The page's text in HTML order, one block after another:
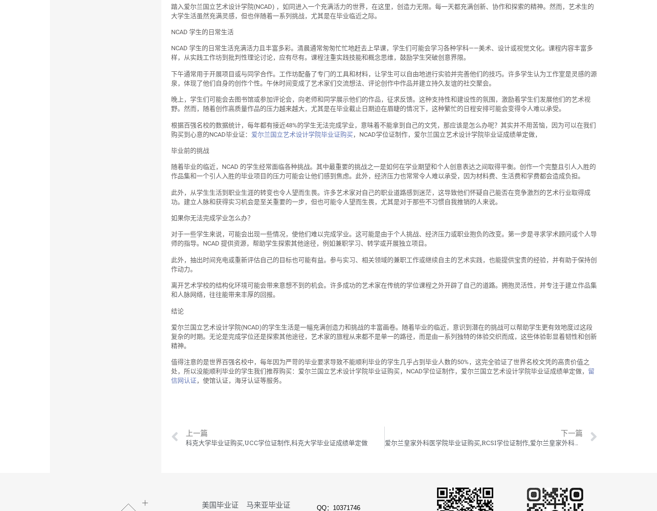
踏入爱尔兰国立艺术设计学院(NCAD) ，如同进入一个充满活力的世界，在这里，创造力无限。每一天都充满创新、协作和探索的精神。然而，艺术生的
大学生活虽然充满灵感，但也伴随着一系列挑战，尤其是在毕业临近之际。
NCAD 学生的日常生活
NCAD 学生的日常生活充满活力且丰富多彩。清晨通常匆匆忙忙地赶去上早课，学生们可能会学习各种学科——美术、设计或视觉文化。课程内容丰富多
样，从实践工作坊到批判性理论讨论，应有尽有。课程注重实践技能和概念思维，鼓励学生突破创意界限。
下午通常用于开展项目或与同学合作。工作坊配备了专门的工具和材料，让学生可以自由地进行实验并完善他们的技巧。许多学生认为工作室是灵感的源
泉，体现了他们自身的创作个性。午休时间变成了艺术家们交流想法、评论创作中作品并建立持久友谊的社交聚会。
晚上，学生们可能会去图书馆或参加评论会，向老师和同学展示他们的作品，征求反馈。这种支持性和建设性的氛围，激励着学生们发展他们的艺术视
野。然而，随着创作高质量作品的压力越来越大，尤其是在毕业截止日期迫在眉睫的情况下，这种繁忙的日程安排可能会变得令人难以承受。
根据百强名校的数据统计，每年都有接近48%的学生无法完成学业，意味着不能拿到自己的文凭，那应该是怎么办呢？其实并不用苦恼，因为可以在我们
购买到心意的NCAD毕业证： 爱尔兰国立艺术设计学院毕业证购买，NCAD学位证制作，爱尔兰国立艺术设计学院毕业证成绩单定做，
毕业前的挑战
随着毕业的临近，NCAD 的学生经常面临各种挑战。其中最重要的挑战之一是如何在学业期望和个人创意表达之间取得平衡。创作一个完整且引人入胜的
作品集和一个引人入胜的毕业项目的压力可能会让他们感到焦虑。此外，经济压力也常常令人难以承受，因为材料费、生活费和学费都会造成负担。
此外，从学生生活到职业生涯的转变也令人望而生畏。许多艺术家对自己的职业道路感到迷茫，这导致他们怀疑自己能否在竞争激烈的艺术行业取得成
功。建立人脉和获得实习机会是至关重要的一步，但也可能令人望而生畏，尤其是对于那些不习惯自我推销的人来说。
如果你无法完成学业怎么办？
对于一些学生来说，可能会出现一些情况，使他们难以完成学业。这可能是由于个人挑战、经济压力或职业抱负的改变。第一步是寻求学术顾问或个人导
师的指导。NCAD 提供资源，帮助学生探索其他途径，例如兼职学习、转学或开展独立项目。
此外，抽出时间充电或重新评估自己的目标也可能有益。参与实习、相关领域的兼职工作或继续自主的艺术实践，也能提供宝贵的经验，并有助于保持创
作动力。
离开艺术学校的结构化环境可能会带来意想不到的机会。许多成功的艺术家在传统的学位课程之外开辟了自己的道路。拥抱灵活性，并专注于建立作品集
和人脉网络，往往能带来丰厚的回报。
结论
爱尔兰国立艺术设计学院(NCAD)的学生生活是一幅充满创造力和挑战的丰富画卷。随着毕业的临近，意识到潜在的挑战可以帮助学生更有效地度过这段
复杂的时期。无论是完成学位还是探索其他途径，艺术家的旅程从来都不是单一的路径，而是由一系列独特的体验交织而成，这些体验彰显着韧性和创新
精神。
值得注意的是世界百强名校中，每年因为严苛的毕业要求导致不能顺利毕业的学生几乎占到毕业人数的50%，这完全验证了世界名校文凭的高贵价值之
处，所以没能顺利毕业的学生我们推荐购买：爱尔兰国立艺术设计学院毕业证购买，NCAD学位证制作，爱尔兰国立艺术设计学院毕业证成绩单定做， 留
信网认证，使馆认证，海牙认证等服务。
上一篇
科克大学毕业证购买,UCC学位证制作,科克大学毕业证成绩单定做
下一篇
爱尔兰皇家外科医学院毕业证购买,RCSI学位证制作,爱尔兰皇家外科医学院毕业证成绩单定做
美国毕业证 马来亚毕业证 QQ：10371746